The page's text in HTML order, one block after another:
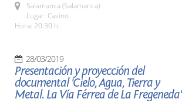
Salamanca (Salamanca)
Lugar: Casino
Hora: 20:30 h.
28/03/2019
Presentación y proyección del
documental 'Cielo, Agua, Tierra y
Metal. La Vía Férrea de La Fregeneda'